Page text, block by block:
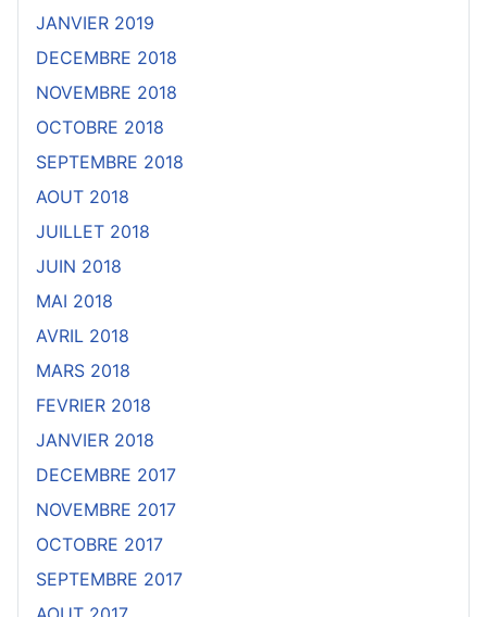
JANVIER 2019
DECEMBRE 2018
NOVEMBRE 2018
OCTOBRE 2018
SEPTEMBRE 2018
AOUT 2018
JUILLET 2018
JUIN 2018
MAI 2018
AVRIL 2018
MARS 2018
FEVRIER 2018
JANVIER 2018
DECEMBRE 2017
NOVEMBRE 2017
OCTOBRE 2017
SEPTEMBRE 2017